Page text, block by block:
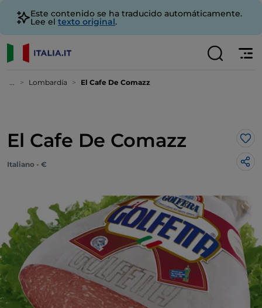
Este contenido se ha traducido automáticamente.
Lee el texto original.
... Lombardía El Cafe De Comazz
El Cafe De Comazz Me
Italiano - €